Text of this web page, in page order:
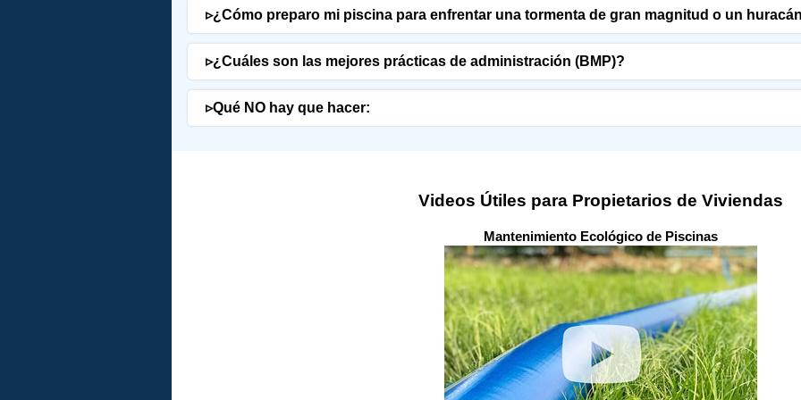
▹¿Cómo preparo mi piscina para enfrentar una tormenta de gran magnitud o un
▹¿Cuáles son las mejores prácticas de administración (BMP)?
▹Qué NO hay que hacer:
Videos Útiles para Propietarios de Viviendas
Mantenimiento Ecológico de Piscinas